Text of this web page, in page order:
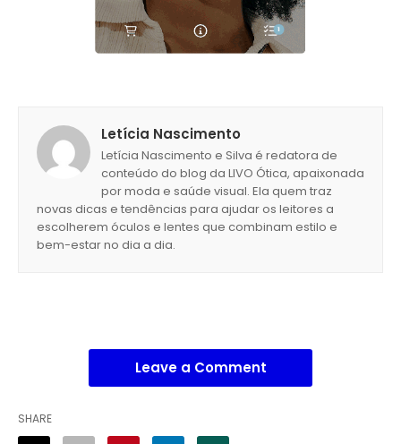
Letícia Nascimento
Letícia Nascimento e Silva é redatora de
conteúdo do blog da LIVO Ótica, apaixonada
por moda e saúde visual. Ela quem traz
novas dicas e tendências para ajudar os leitores a
escolherem óculos e lentes que combinam estilo e
bem-estar no dia a dia.
Leave a Comment
SHARE